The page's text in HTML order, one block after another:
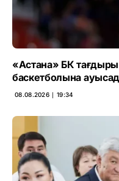
«Астана» БК
баскетболына
08.08.2026 ∣ 19:34